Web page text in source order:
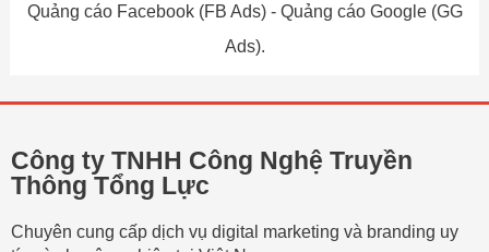
Quảng cáo Facebook (FB Ads) - Quảng cáo Google (GG
Ads).
Công ty TNHH Công Nghệ Truyền
Thông Tổng Lực
Chuyên cung cấp dịch vụ digital marketing và branding uy